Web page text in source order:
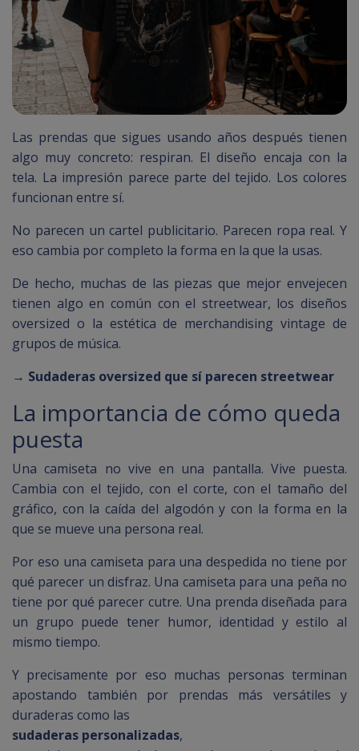
Las prendas que sigues usando años después tienen
algo muy concreto: respiran. El diseño encaja con la
tela. La impresión parece parte del tejido. Los colores
funcionan entre sí.
No parecen un cartel publicitario. Parecen ropa real. Y
eso cambia por completo la forma en la que la usas.
De hecho, muchas de las piezas que mejor envejecen
tienen algo en común con el streetwear, los diseños
oversized o la estética de merchandising vintage de
grupos de música.
→ Sudaderas oversized que sí parecen streetwear
La importancia de cómo queda
puesta
Una camiseta no vive en una pantalla. Vive puesta.
Cambia con el tejido, con el corte, con el tamaño del
gráfico, con la caída del algodón y con la forma en la
que se mueve una persona real.
Por eso una camiseta para una despedida no tiene por
qué parecer un disfraz. Una camiseta para una peña no
tiene por qué parecer cutre. Una prenda diseñada para
un grupo puede tener humor, identidad y estilo al
mismo tiempo.
Y precisamente por eso muchas personas terminan
apostando también por prendas más versátiles y
duraderas como las
sudaderas personalizadas,